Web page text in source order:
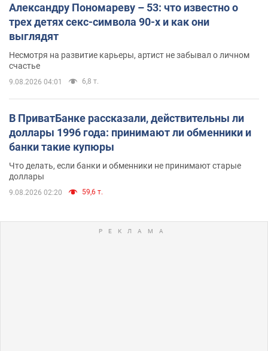
Александру Пономареву – 53: что известно о
трех детях секс-символа 90-х и как они
выглядят
Несмотря на развитие карьеры, артист не забывал о личном
счастье
9.08.2026 04:01 6,8 т.
В ПриватБанке рассказали, действительны ли
доллары 1996 года: принимают ли обменники и
банки такие купюры
Что делать, если банки и обменники не принимают старые
доллары
9.08.2026 02:20 59,6 т.